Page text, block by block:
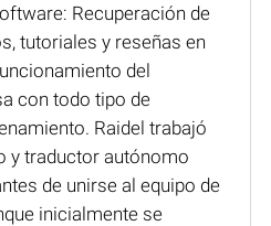
Recuperación de
tutoriales y reseñas en
del
con todo tipo de
Raidel trabajó
y traductor autónomo
de unirse al equipo de
inicialmente se